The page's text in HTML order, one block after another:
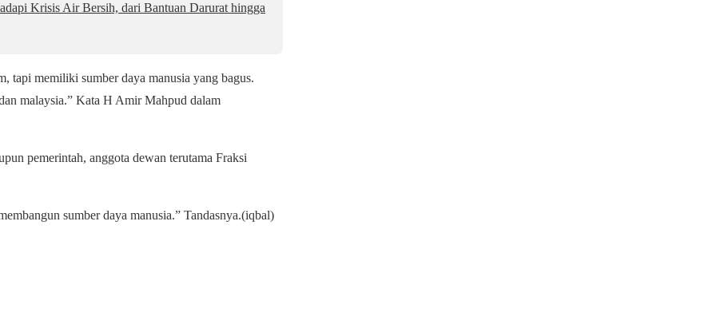
Krisis Air Bersih, dari Bantuan Darurat hingga
tapi memiliki sumber daya manusia yang bagus.
malaysia.” Kata H Amir Mahpud dalam
pemerintah, anggota dewan terutama Fraksi
sumber daya manusia.” Tandasnya.(iqbal)